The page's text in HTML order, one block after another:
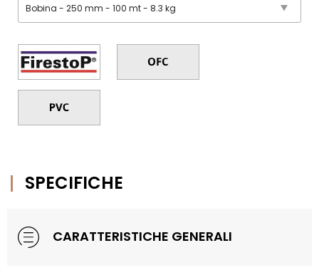
SPECIFICHE
CARATTERISTICHE GENERALI